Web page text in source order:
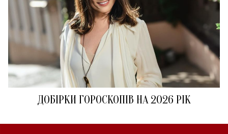
ДОБІРКИ ГОРОСКОПІВ НА 2026 РІК